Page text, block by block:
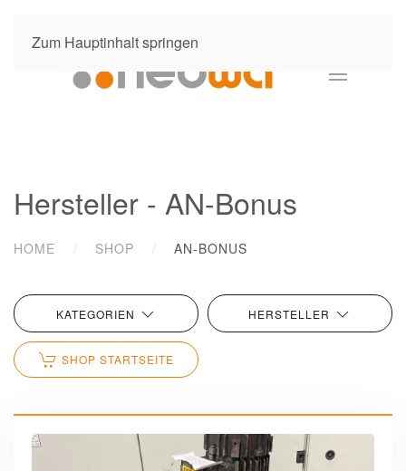
Zum Hauptinhalt springen
Hersteller - AN-Bonus
HOME SHOP AN-BONUS
KATEGORIEN HERSTELLER
SHOP STARTSEITE